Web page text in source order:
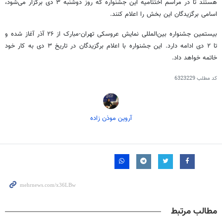
هستند تا در مراسم اختتامیه این جشنواره که روز دوشنبه ۳ دی‌ برگزار می‌شود،
اسامی برگزیدگان این بخش را اعلام کنند.
بیستمین جشنواره بین‌المللی نمایش عروسکی تهران-مبارک از ۲۶ آذر آغاز شده و
تا ۲ دی‌ ادامه دارد. این جشنواره با اعلام برگزیدگان در تاریخ ۳ دی به کار خود
خاتمه خواهد داد.
کد مطلب6323229
آروین موذن زاده
مطالب مرتبط